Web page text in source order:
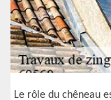
Le rôle du chêneau